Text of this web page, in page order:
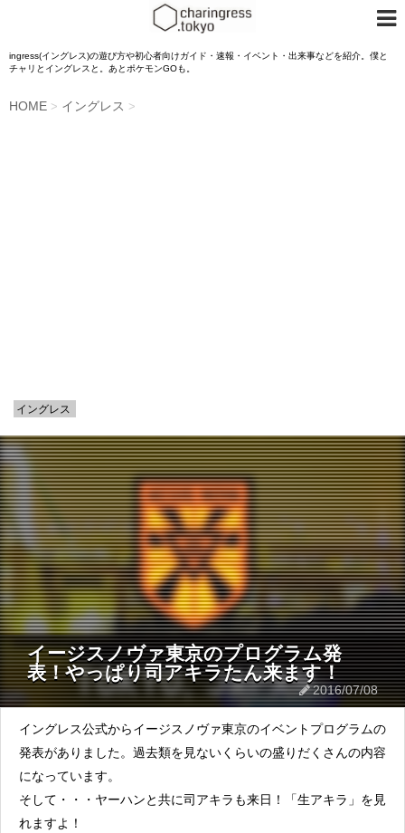
ingress(イングレス)の遊び方や初心者向けガイド・速報・イベント・出来事などを紹介。僕と
チャリとイングレスと。あとポケモンGOも。
HOME > イングレス >
イングレス
イージスノヴァ東京のプログラム発
表！やっぱり司アキラたん来ます！
2016/07/08
イングレス公式からイージスノヴァ東京のイベントプログラムの
発表がありました。過去類を見ないくらいの盛りだくさんの内容
になっています。
そして・・・ヤーハンと共に司アキラも来日！「生アキラ」を見
れますよ！